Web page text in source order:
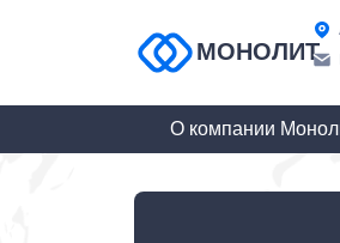
МОНОЛИТ
О компании